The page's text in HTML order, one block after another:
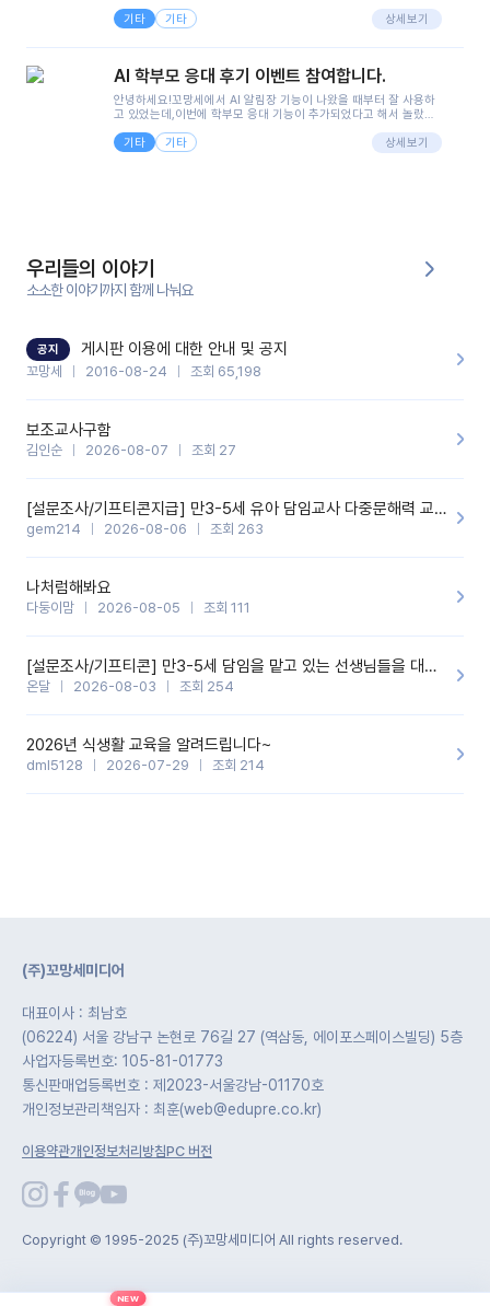
려니 어려울때가...^^(저만 그런거 아니죠 ㅜㅜ)꼬망봇의 장점은 지
피티나 제미나이는 몇세이고 여자인지 남자인지 등그래도 좀 기본
정보를 제공하면서 물어봐야할 때가 있어그때마다 정보를 입력하는
으셔서 고민이 됐는데ai 학부모 응대를 써볼 수 있어서 좋았어요!앞
면..)그리고 제가 신입 때 이게 있었더라면 ㅜㅜㅜㅜ?응대 팁이 정말
좋은거 같아요지금은 그래도 아이들이 잘 이해 되지만초임 때는 정
말 어려워서 항상다른 선생님들께 도움을 요청했었거든요..ㅠ*일지
쓸 때도 좀 도움이 되는 거 같아요!
기타 기타 상세보기
AI 학부모 응대 후기 이벤트 참여합니다.
안녕하세요!꼬망세에서 AI 알림장 기능이 나왔을 때부터 잘 사용하
고 있었는데,이번에 학부모 응대 기능이 추가되었다고 해서 놀랐습
님 응대에 더 많은 부담을 느끼고 있습니다 ㅠㅠ이번에 제가 원에서
겪은 일과 학부모님께 전달드렸던 내용을 함께 보시고,저와 비슷한
을 많이 하는데,꼬망봇 덕분에 고민하는 시간을 줄이고 학부모님을
안심시킬 수 있었습니다.이 부분은 꼬망봇이 추가로 알려준 응대 tip
입니다.학부모님께 전화를 드리기 전에, 내용을 숙지하여 좀 더 전문
성 있는 교사가 되어 대화를 나눌 수 있었습니다.꼬망세 AI학부모 응
기능을 개발해 주셔서 감사합니다.
기타 기타 상세보기
우리들의 이야기
소소한 이야기까지 함께 나눠요
공지 게시판 이용에 대한 안내 및 공지
꼬망세 2016-08-24 조회 65,198
보조교사구함
김인순 2026-08-07 조회 27
[설문조사/기프티콘지급] 만3-5세 유아 담임교사 다중문해력 교육 증진을 위한 설문조사
gem214 2026-08-06 조회 263
나처럼해봐요
다둥이맘 2026-08-05 조회 111
[설문조사/기프티콘] 만3-5세 담임을 맡고 있는 선생님들을 대상으로 설문조사를 합니다!
온달 2026-08-03 조회 254
2026년 식생활 교육을 알려드립니다~
dml5128 2026-07-29 조회 214
(주)꼬망세미디어
대표이사 : 최남호
(06224) 서울 강남구 논현로 76길 27 (역삼동, 에이포스페이스빌딩) 5층
사업자등록번호: 105-81-01773
통신판매업등록번호 : 제2023-서울강남-01170호
개인정보관리책임자 : 최훈(web@edupre.co.kr)
이용약관개인정보처리방침PC 버전
Copyright © 1995-2025 (주)꼬망세미디어 All rights reserved.
NEW